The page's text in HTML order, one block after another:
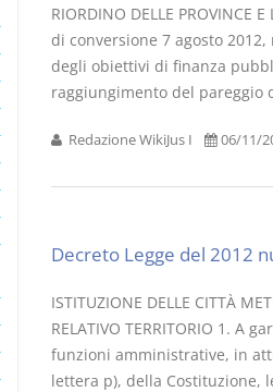
RIORDINO DELLE
di conversione 7 agosto
degli obiettivi di finanza
raggiungimento del pareggio
Redazione WikiJus I 06/11/
Decreto Legge del 2012
ISTITUZIONE DELLE CITTÀ
RELATIVO TERRITORIO 1. A
funzioni amministrative, in
lettera p), della Costituzione,